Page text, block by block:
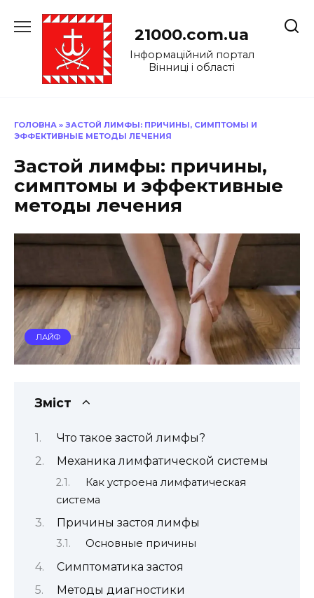
до
21000.com.ua
Інформаційний портал
Вінниці і області
ГОЛОВНА » ЗАСТОЙ ЛИМФЫ: ПРИЧИНЫ, СИМПТОМЫ И
ЭФФЕКТИВНЫЕ МЕТОДЫ ЛЕЧЕНИЯ
Застой лимфы: причины,
симптомы и эффективные
методы лечения
ЛАЙФ
Зміст
Что такое застой лимфы?
Механика лимфатической системы
Как устроена лимфатическая
система
Причины застоя лимфы
Основные причины
Симптоматика застоя
Методы диагностики